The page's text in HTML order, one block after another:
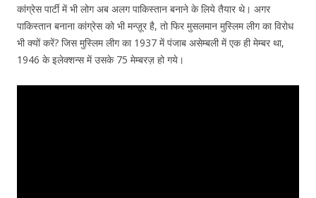
कांग्रेस पार्टी में भी लोग अब अलग पाकिस्तान बनाने के लिये तैयार थे। अगर
पाकिस्तान बनाना कांग्रेस को भी मन्ज़ूर है, तो फिर मुसलमान मुस्लिम लीग का विरोध
भी क्यों करें? जिस मुस्लिम लीग का 1937 में पंजाब असेम्बली में एक ही मेम्बर था,
1946 के इलेक्शन्स में उसके 75 मेम्बरज़ हो गये।